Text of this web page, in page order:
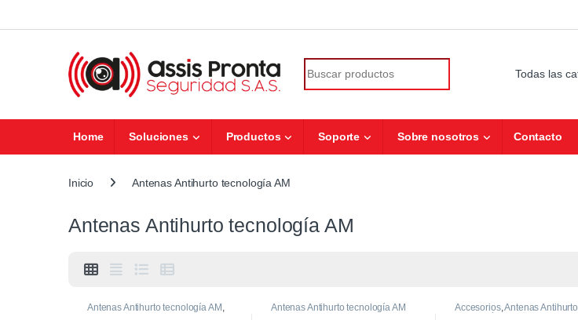
Home Soluciones Productos Soporte Sobre nosotros Contacto
Inicio Antenas Antihurto tecnología AM
Antenas Antihurto tecnología AM
Antenas Antihurto tecnología AM ,
Antenas Antihurto tecnología AM Accesorios,Antenas Antihurto